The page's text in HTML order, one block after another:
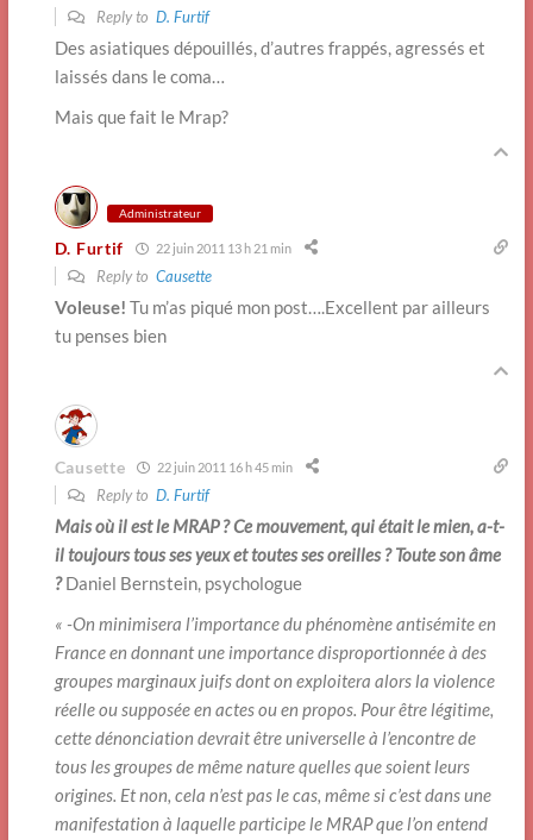
Reply to D. Furtif
Des asiatiques dépouillés, d’autres frappés, agressés et
laissés dans le coma…
Mais que fait le Mrap?
Administrateur
D. Furtif 22 juin 2011 13 h 21 min
Reply to Causette
Voleuse! Tu m’as piqué mon post….Excellent par ailleurs
tu penses bien
Causette 22 juin 2011 16 h 45 min
Reply to D. Furtif
Mais où il est le MRAP ? Ce mouvement, qui était le mien, a-t-
il toujours tous ses yeux et toutes ses oreilles ? Toute son âme
?Daniel Bernstein, psychologue
« -On minimisera l’importance du phénomène antisémite en
France en donnant une importance disproportionnée à des
groupes marginaux juifs dont on exploitera alors la violence
réelle ou supposée en actes ou en propos. Pour être légitime,
cette dénonciation devrait être universelle à l’encontre de
tous les groupes de même nature quelles que soient leurs
origines. Et non, cela n’est pas le cas, même si c’est dans une
manifestation à laquelle participe le MRAP que l’on entend